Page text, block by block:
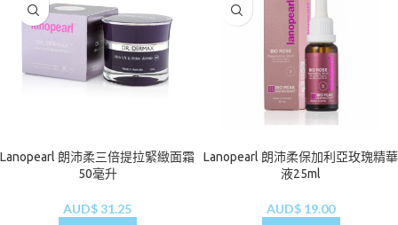
Lanopearl 朗沛柔三倍提拉緊緻面霜
50毫升
AUD$31.25
Lanopearl 朗沛柔保加利亞玫瑰精華
液25ml
AUD$ 19.00